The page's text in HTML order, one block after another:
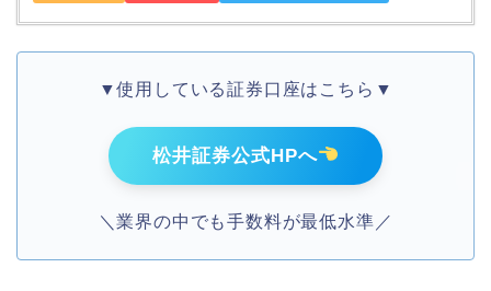
▼使用している証券口座はこちら▼
松井証券公式HPへ
＼業界の中でも手数料が最低水準／